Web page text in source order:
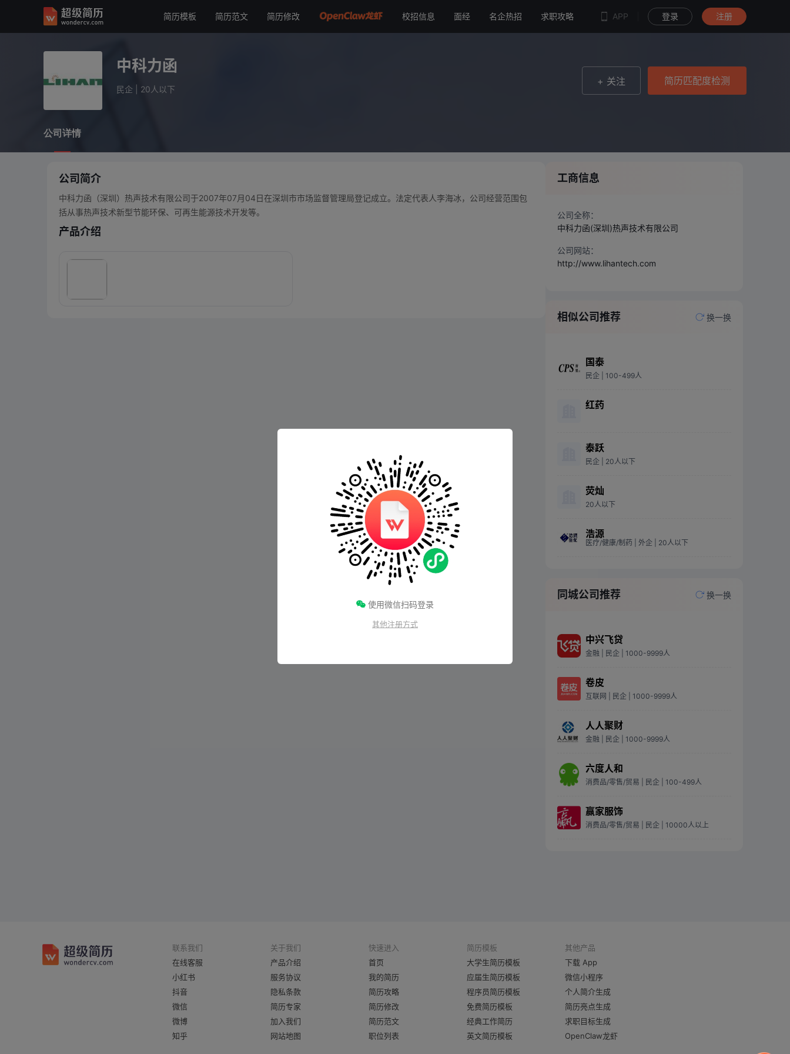
简历模板 简历范文 简历修改 校招信息 面经 名企热招 求职攻略 APP 登录 注册
中科力函
中科力函
民企 20人以下
+ 关注 简历匹配度检测
公司详情
公司简介
中科力函（深圳）热声技术有限公司于2007年07月04日在深圳市市场监督管理局登记成立。法定代表人李海冰，公司经营范围包
括从事热声技术新型节能环保、可再生能源技术开发等。
产品介绍
工商信息
公司全称：
中科力函(深圳)热声技术有限公司
公司网站：
http://www.lihantech.com
相似公司推荐 换一换
国泰
民企 | 100-499人
红药
泰跃
民企 | 20人以下
荧灿
20人以下
浩源
医疗/健康/制药 | 外企 | 20人以下
同城公司推荐 换一换
中兴飞贷
金融 | 民企 | 1000-9999人
卷皮
互联网 | 民企 | 1000-9999人
人人聚财
金融 | 民企 | 1000-9999人
六度人和
消费品/零售/贸易 | 民企 | 100-499人
赢家服饰
消费品/零售/贸易 | 民企 | 10000人以上
使用微信扫码登录
其他注册方式
联系我们
在线客服
小红书
抖音
微信
微博
知乎
关于我们
产品介绍
服务协议
隐私条款
简历专家
加入我们
网站地图
快速进入
首页
我的简历
简历攻略
简历修改
简历范文
职位列表
简历模板
大学生简历模板
应届生简历模板
程序员简历模板
免费简历模板
经典工作简历
英文简历模板
其他产品
下载 App
微信小程序
个人简介生成
简历亮点生成
求职目标生成
OpenClaw龙虾